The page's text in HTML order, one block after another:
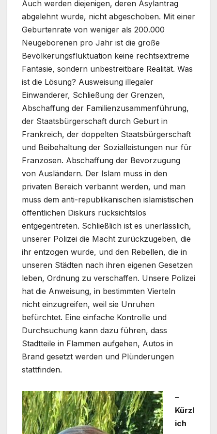
Auch werden diejenigen, deren Asylantrag
abgelehnt wurde, nicht abgeschoben. Mit einer
Geburtenrate von weniger als 200.000
Neugeborenen pro Jahr ist die große
Bevölkerungsfluktuation keine rechtsextreme
Fantasie, sondern unbestreitbare Realität. Was
ist die Lösung? Ausweisung illegaler
Einwanderer, Schließung der Grenzen,
Abschaffung der Familienzusammenführung,
der Staatsbürgerschaft durch Geburt in
Frankreich, der doppelten Staatsbürgerschaft
und Beibehaltung der Sozialleistungen nur für
Franzosen. Abschaffung der Bevorzugung
von Ausländern. Der Islam muss in den
privaten Bereich verbannt werden, und man
muss dem anti-republikanischen islamistischen
öffentlichen Diskurs rücksichtslos
entgegentreten. Schließlich ist es unerlässlich,
unserer Polizei die Macht zurückzugeben, die
ihr entzogen wurde, und den Rebellen, die in
unseren Städten nach ihren eigenen Gesetzen
leben, Ordnung zu verschaffen. Unsere Polizei
hat die Anweisung, in bestimmten Vierteln
nicht einzugreifen, weil sie Unruhen
befürchtet. Eine einfache Kontrolle und
Durchsuchung kann dazu führen, dass
Stadtteile in Flammen aufgehen, Autos in
Brand gesetzt werden und Plünderungen
stattfinden.
–
Kürzl
ich